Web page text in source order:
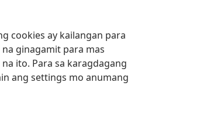
cookies ay kailangan para
ginagamit para mas
ito. Para sa karagdagang
ang settings mo anumang